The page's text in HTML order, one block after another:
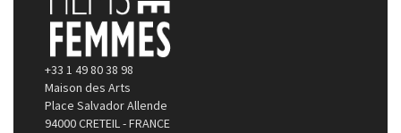
+33 1 49 80 38 98
Maison des Arts
Place Salvador Allende
94000 CRETEIL - FRANCE